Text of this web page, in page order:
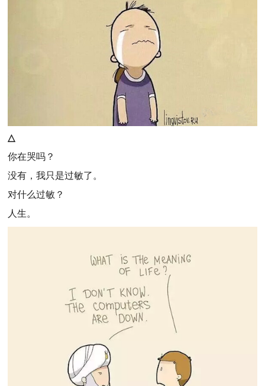
△
你在哭吗？
没有，我只是过敏了。
对什么过敏？
人生。